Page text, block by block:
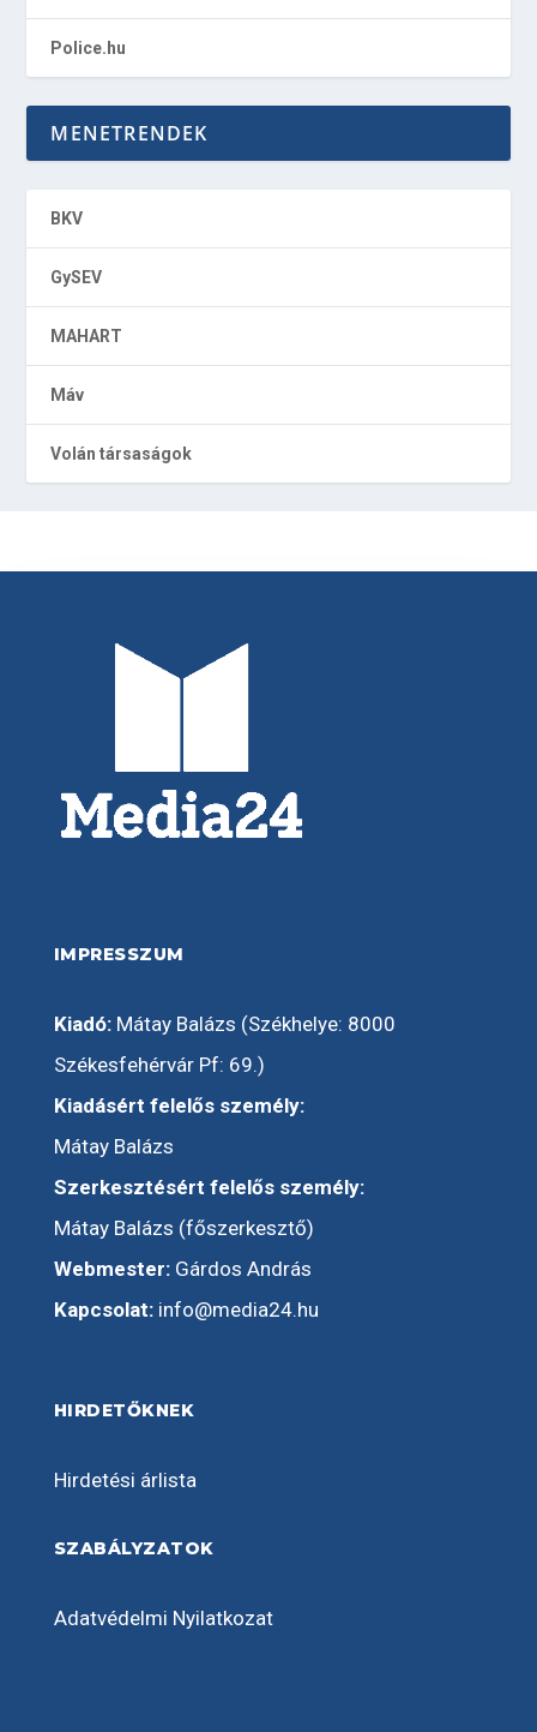
Police.hu
MENETRENDEK
BKV
GySEV
MAHART
Máv
Volán társaságok
IMPRESSZUM
Kiadó:Mátay Balázs (Székhelye: 8000
Székesfehérvár Pf: 69.)
Kiadásért felelős személy:
Mátay Balázs
Szerkesztésért felelős személy:
Mátay Balázs (főszerkesztő)
Webmester:Gárdos András
Kapcsolat: info@media24.hu
HIRDETŐKNEK
Hirdetési árlista
SZABÁLYZATOK
Adatvédelmi Nyilatkozat